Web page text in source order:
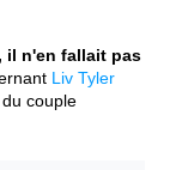
il n'en fallait pas
Liv Tyler
couple